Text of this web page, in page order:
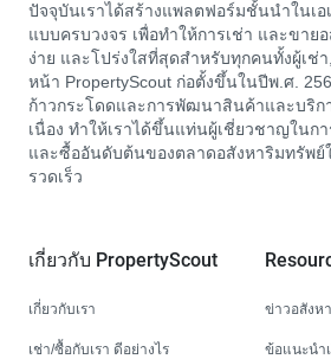
ปัจจุบันเราได้สร้างแพลตฟอร์มชั้นนำในเอ
แบบครบวงจร เพื่อทำให้การเช่า และขาย
ง่าย และโปร่งใสที่สุดสำหรับทุกคนทั้งผู้เช่
หน้า PropertyScout ก่อตั้งขึ้นในปีพ.ศ.
ก้าวกระโดดและการพัฒนาสินค้าและบริก
เนื่อง ทำให้เราได้ขึ้นแท่นผู้เชี่ยวชาญในก
และซื้ออันดับต้นของตลาดอสังหาริมทรัพย์
รวดเร็ว
เกี่ยวกับ PropertyScout
เกี่ยวกับเรา
เช่า/ซื้อกับเรา ดีอย่างไร
ข่าวอสังห
ข้อแนะนำ